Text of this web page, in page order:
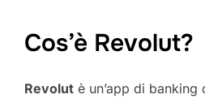
Cos’è Revolut?
Revolut è un’app di banking